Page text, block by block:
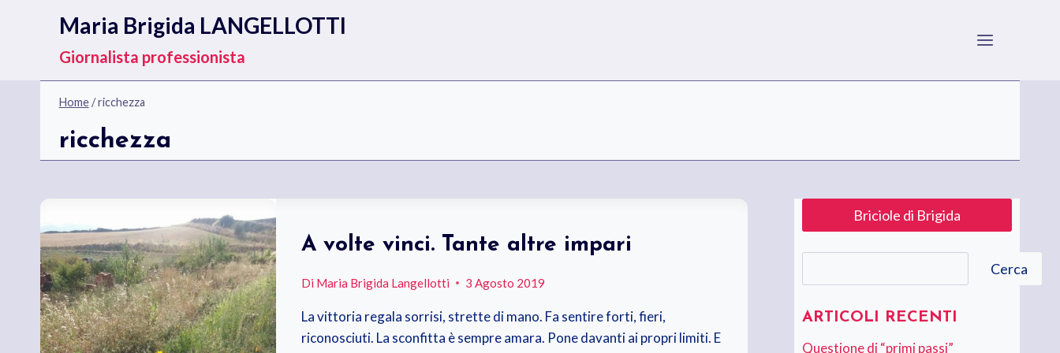
contenuto
Maria Brigida LANGELLOTTI
Giornalista professionista
Home/ricchezza
ricchezza
A volte vinci. Tante altre impari
Di Maria Brigida Langellotti 3 Agosto 2019
La vittoria regala sorrisi, strette di mano. Fa sentire forti, fieri,
riconosciuti. La sconfitta è sempre amara. Pone davanti ai propri limiti. E
Briciole di Brigida
Cerca
ARTICOLI RECENTI
Questione di “primi passi”